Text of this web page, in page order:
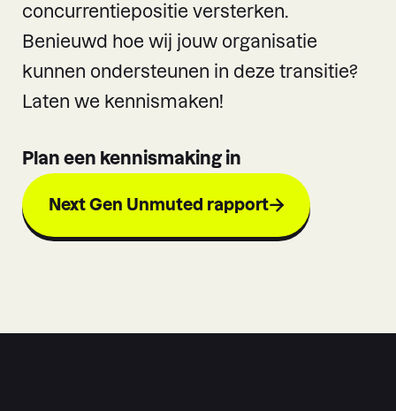
concurrentiepositie versterken.
Benieuwd hoe wij jouw organisatie
kunnen ondersteunen in deze transitie?
Laten we kennismaken!
Plan een kennismaking in
Next Gen Unmuted rapport